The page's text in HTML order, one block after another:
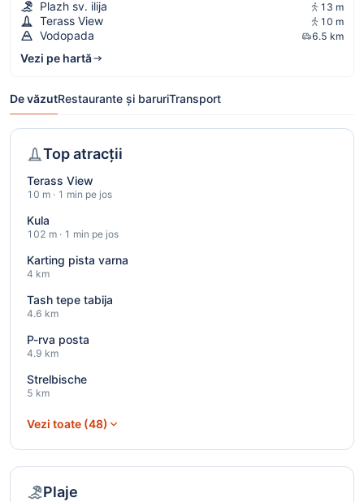
Plazh sv. ilija 13 m
Terass View 10 m
Vodopada 6.5 km
Vezi pe hartă
De văzutRestaurante și baruriTransport
Top atracții
Terass View
10 m · 1 min pe jos
Kula
102 m · 1 min pe jos
Karting pista varna
4 km
Tash tepe tabija
4.6 km
P-rva posta
4.9 km
Strelbische
5 km
Vezi toate (48)
Plaje